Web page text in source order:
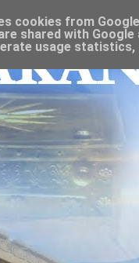
cookies from
shared with
usage statistics,